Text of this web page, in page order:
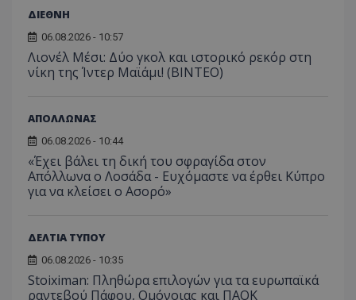
ΔΙΕΘΝΗ
06.08.2026 - 10:57
Λιονέλ Μέσι: Δύο γκολ και ιστορικό ρεκόρ στη
νίκη της Ίντερ Μαϊάμι! (ΒΙΝΤΕΟ)
ΑΠΟΛΛΩΝΑΣ
06.08.2026 - 10:44
«Έχει βάλει τη δική του σφραγίδα στον
Απόλλωνα ο Λοσάδα - Ευχόμαστε να έρθει Κύπρο
για να κλείσει ο Ασορό»
ΔΕΛΤΙΑ ΤΥΠΟΥ
06.08.2026 - 10:35
Stoiximan: Πληθώρα επιλογών για τα ευρωπαϊκά
ραντεβού Πάφου, Ομόνοιας και ΠΑΟΚ